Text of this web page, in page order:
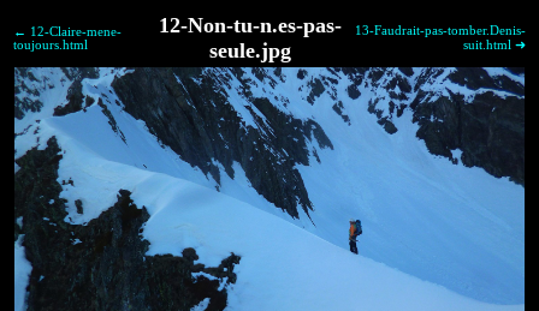
← 12-Claire-mene-
toujours.html
12-Non-tu-n.es-pas-
seule.jpg
13-Faudrait-pas-tomber.Denis-
suit.html ➜